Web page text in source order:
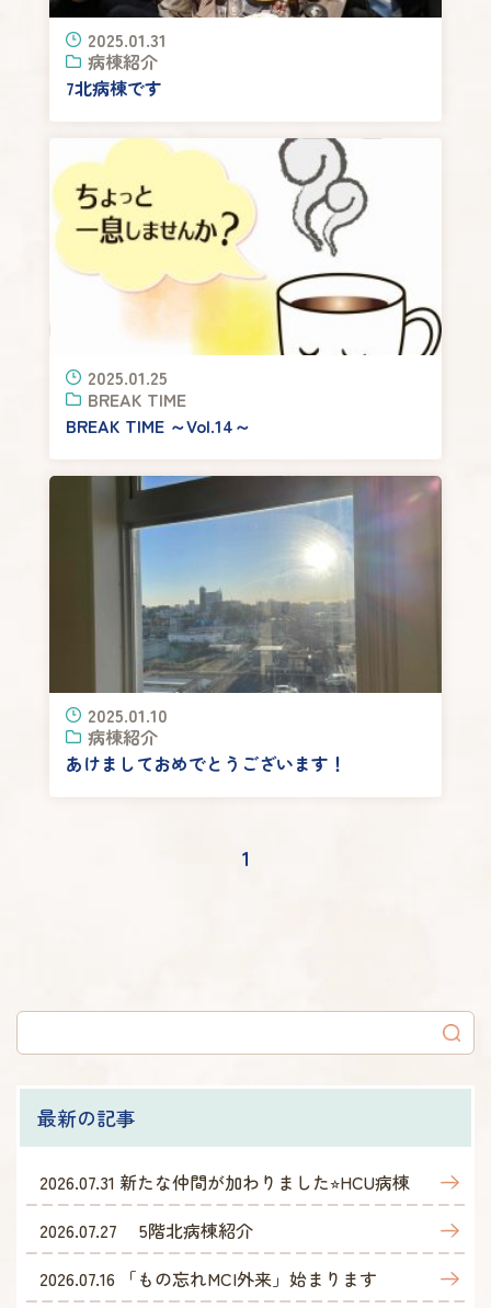
2025.01.31
病棟紹介
7北病棟です
2025.01.25
BREAK TIME
BREAK TIME ～Vol.14～
2025.01.10
病棟紹介
あけましておめでとうございます！
1
最新の記事
2026.07.31 新たな仲間が加わりました⭐︎HCU病棟
2026.07.27
5階北病棟紹介
2026.07.16
「もの忘れMCI外来」始まります